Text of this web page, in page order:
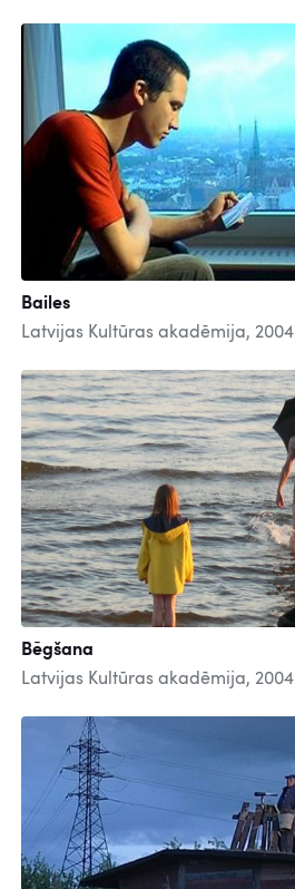
Bailes
Latvijas Kultūras akadēmija, 2004
Bēgšana
Latvijas Kultūras akadēmija, 2004